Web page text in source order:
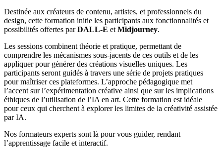
Destinée aux créateurs de contenu, artistes, et professionnels du
design, cette formation initie les participants aux fonctionnalités et
possibilités offertes parDALL-E et Midjourney.
Les sessions combinent théorie et pratique, permettant de
comprendre les mécanismes sous-jacents de ces outils et de les
appliquer pour générer des créations visuelles uniques. Les
participants seront guidés à travers une série de projets pratiques
pour maîtriser ces plateformes. L’approche pédagogique met
l’accent sur l’expérimentation créative ainsi que sur les implications
éthiques de l’utilisation de l’IA en art. Cette formation est idéale
pour ceux qui cherchent à explorer les limites de la créativité assistée
par IA.
Nos formateurs experts sont là pour vous guider, rendant
l’apprentissage facile et interactif.